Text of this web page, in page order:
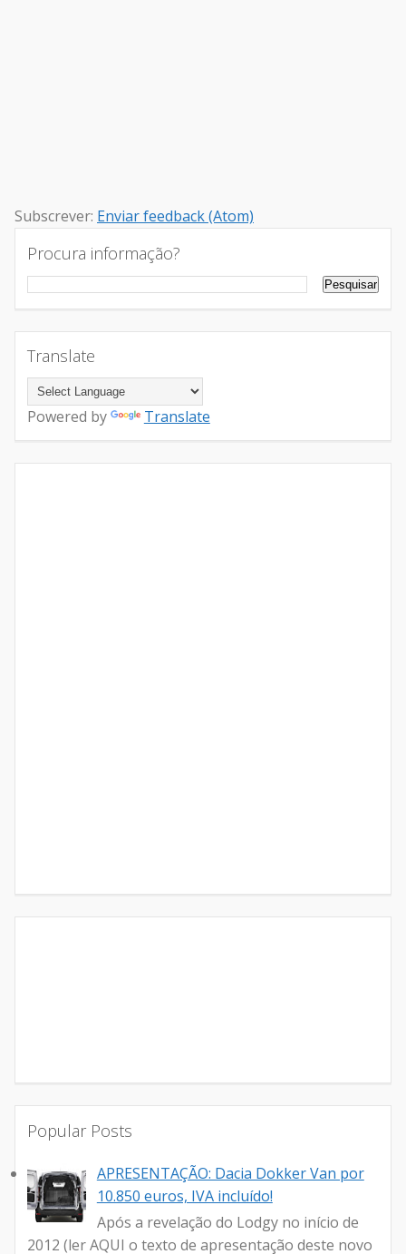
Subscrever: Enviar feedback (Atom)
Procura informação?
Translate
Powered by Translate
Popular Posts
APRESENTAÇÃO: Dacia Dokker Van por
10.850 euros, IVA incluído!
Após a revelação do Lodgy no início de
2012 (ler AQUI o texto de apresentação deste novo